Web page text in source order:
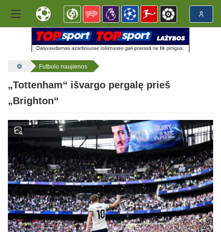
Futbolo naujienos
„Tottenham“ išvargo pergalę prieš
„Brighton“